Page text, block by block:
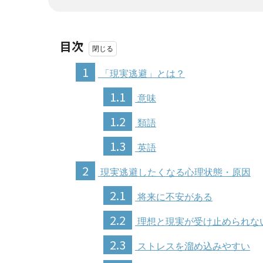
目次
1
「現実逃避」とは？
1.1 意味
1.2 類語
1.3 英語
2 現実逃避したくなる心理状態・原因
2.1 将来に不安がある
2.2 理想と現実が受け止められな
2.3 ストレスを溜め込みやすい